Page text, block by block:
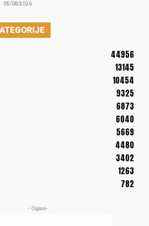
05/08/2026
44956
13145
10454
9325
6873
6040
5669
4480
3402
1263
782
- Oglasi-